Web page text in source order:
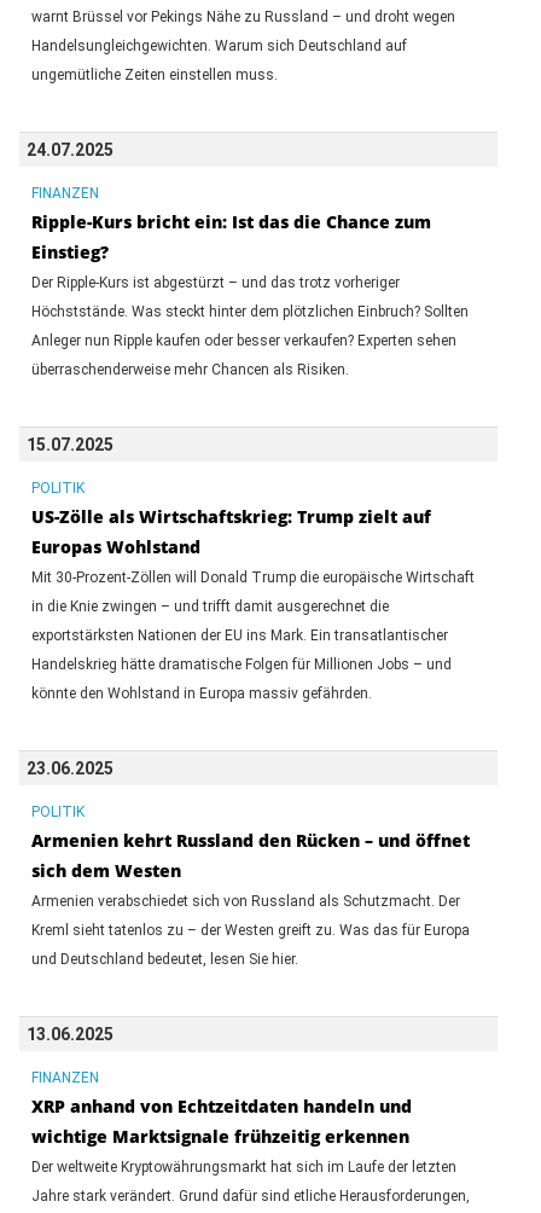
warnt Brüssel vor Pekings Nähe zu Russland – und droht wegen
Handelsungleichgewichten. Warum sich Deutschland auf
ungemütliche Zeiten einstellen muss.
24.07.2025
FINANZEN
Ripple-Kurs bricht ein: Ist das die Chance zum
Einstieg?
Der Ripple-Kurs ist abgestürzt – und das trotz vorheriger
Höchststände. Was steckt hinter dem plötzlichen Einbruch? Sollten
Anleger nun Ripple kaufen oder besser verkaufen? Experten sehen
überraschenderweise mehr Chancen als Risiken.
15.07.2025
POLITIK
US-Zölle als Wirtschaftskrieg: Trump zielt auf
Europas Wohlstand
Mit 30-Prozent-Zöllen will Donald Trump die europäische Wirtschaft
in die Knie zwingen – und trifft damit ausgerechnet die
exportstärksten Nationen der EU ins Mark. Ein transatlantischer
Handelskrieg hätte dramatische Folgen für Millionen Jobs – und
könnte den Wohlstand in Europa massiv gefährden.
23.06.2025
POLITIK
Armenien kehrt Russland den Rücken – und öffnet
sich dem Westen
Armenien verabschiedet sich von Russland als Schutzmacht. Der
Kreml sieht tatenlos zu – der Westen greift zu. Was das für Europa
und Deutschland bedeutet, lesen Sie hier.
13.06.2025
FINANZEN
XRP anhand von Echtzeitdaten handeln und
wichtige Marktsignale frühzeitig erkennen
Der weltweite Kryptowährungsmarkt hat sich im Laufe der letzten
Jahre stark verändert. Grund dafür sind etliche Herausforderungen,